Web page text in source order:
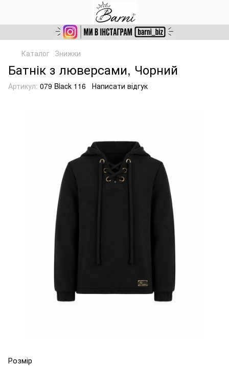
Каталог Знижки
Батнік з люверсами, Чорний
Артикул: 079 Black 116 Написати відгук
Розмір